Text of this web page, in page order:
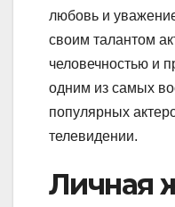
любовь и
своим талантом
человечностью и
одним из самых
популярных
телевидении.
Личная